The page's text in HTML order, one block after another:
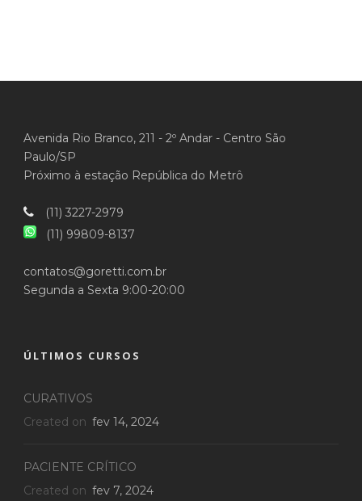
Avenida Rio Branco, 211 - 2º Andar - Centro São
Paulo/SP
Próximo à estação República do Metrô
(11) 3227-2979
(11) 99809-8137
contatos@goretti.com.br
Segunda a Sexta 9:00-20:00
ÚLTIMOS CURSOS
CURATIVOS
Created on fev 14, 2024
PACIENTE CRÍTICO
Created on fev 7, 2024